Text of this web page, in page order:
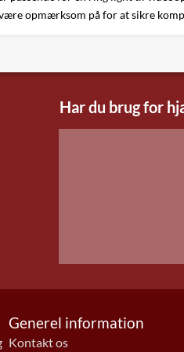
opmærksom på for at sikre
Har du brug for
Generel information
Kontakt os